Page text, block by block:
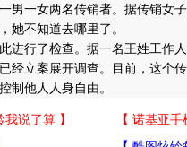
男一女两名传销者。据传销女
她不知道去哪里了。
行了检查。据一名王姓工作人
经立案展开调查。目前，这个
制他人人身自由。